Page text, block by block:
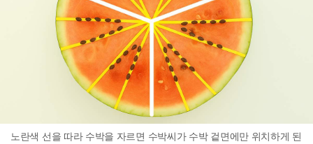
노란색 선을 따라 수박을 자르면 수박씨가 수박 겉면에만 위치하게 된